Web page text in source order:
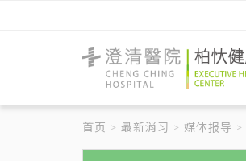
清
醫
院
柏
首页 最新消习 媒体报导